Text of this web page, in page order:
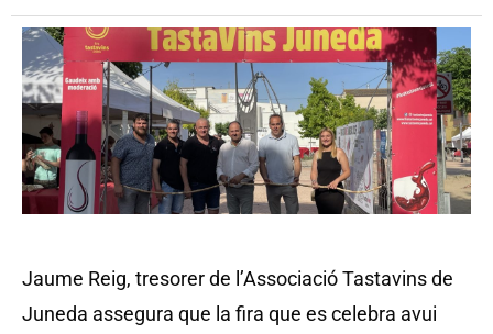
Jaume Reig, tresorer de l’Associació Tastavins de
Juneda assegura que la fira que es celebra avui